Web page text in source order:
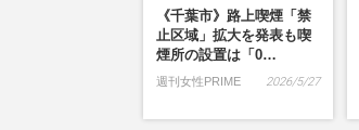
《千葉市》路上喫煙「禁
止区域」拡大を発表も喫
煙所の設置は「0…
週刊女性PRIME 2026/5/27